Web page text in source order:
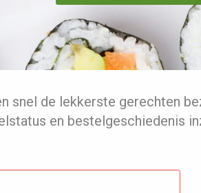
snel de lekkerste gerechten
en bestelgeschiedenis